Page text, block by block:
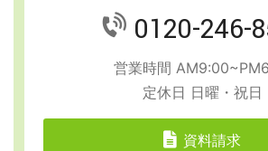
0120-246-
営業時間
定休日 日曜・祝日
資料請求